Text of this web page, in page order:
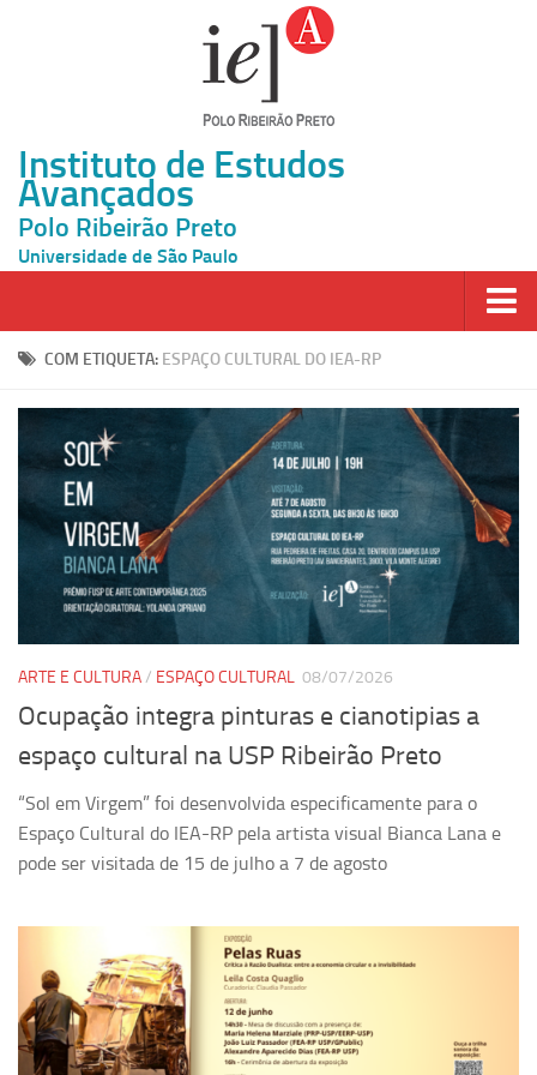
Instituto de Estudos
Avançados
Polo Ribeirão Preto
Universidade de São Paulo
Página Inicial
Inscrição
Atividades
Cátedras
Pesquisa
Grupos de Estudo
Grupo de Estudos Avançados em Tecnologia e Informação
em Saúde com foco em Populações Vulneráveis
Grupos de estudo encerrados
Grupos de Pesquisa
Direito e Tecnologia (Tech Law)
Grupo de Pesquisa GPUBLIC – Centro de Estudos em Gestão
e Políticas Públicas Contemporâneas
Grupos de pesquisa encerrados
COM ETIQUETA: ESPAÇO CULTURAL DO IEA-RP
ARTE E CULTURA/ ESPAÇO CULTURAL 08/07/2026
Ocupação integra pinturas e cianotipias a
espaço cultural na USP Ribeirão Preto
“Sol em Virgem” foi desenvolvida especificamente para o
Espaço Cultural do IEA-RP pela artista visual Bianca Lana e
pode ser visitada de 15 de julho a 7 de agosto